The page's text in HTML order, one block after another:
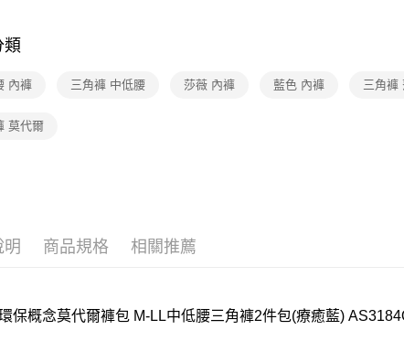
類
內褲 三角褲 中低腰 莎薇 內褲 藍色 內褲 三角褲
莫代爾
明 商品規格 相關推薦
保概念莫代爾褲包 M-LL中低腰三角褲2件包(療癒藍)